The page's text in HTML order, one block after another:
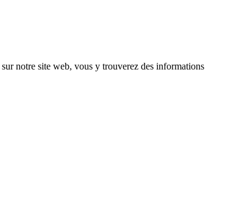
sur notre site web, vous y trouverez des informations